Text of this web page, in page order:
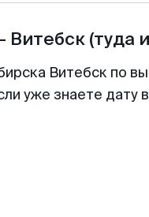
Витебск (туда
Витебск по
уже знаете дату